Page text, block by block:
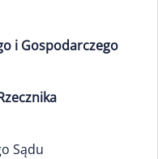
i Gospodarczego
Sądu